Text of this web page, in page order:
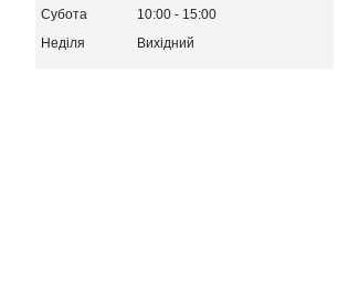
Субота
10:00
15:00
Неділя
Вихідний